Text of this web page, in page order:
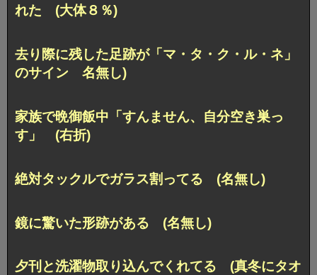
れた (大体８％)
去り際に残した足跡が「マ・タ・ク・ル・ネ」
のサイン 名無し)
家族で晩御飯中「すんません、自分空き巣っ
す」 (右折)
絶対タックルでガラス割ってる (名無し)
鏡に驚いた形跡がある (名無し)
夕刊と洗濯物取り込んでくれてる (真冬にタオ